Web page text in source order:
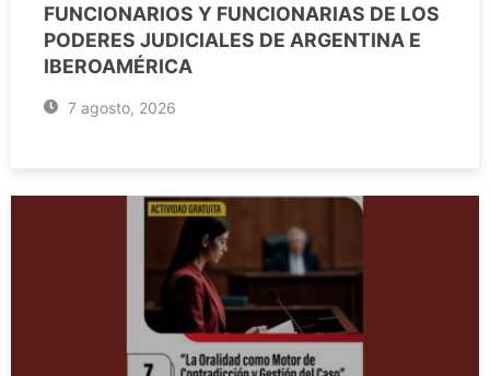
FUNCIONARIOS Y FUNCIONARIAS DE LOS
PODERES JUDICIALES DE ARGENTINA E
IBEROAMÉRICA
7 agosto, 2026